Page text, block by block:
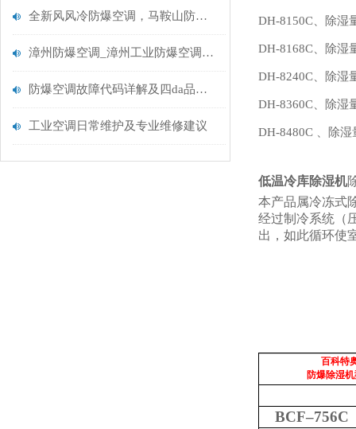
全新风风冷防爆空调，马鞍山防爆空调，百科特奥BLF-180
漳州防爆空调_漳州工业防爆空调厂家
防爆空调故障代码详解及四da品牌故障代码大全
工业空调日常维护及专业维修建议
DH-8150C、 除
DH-8168C、 除
DH-8240C、 除
DH-8360C、 除
DH-8480C 、除
低温冷库除湿机
本产品属冷冻式
经过制冷系统（
出，如此循环使
百科特
防爆除湿机
BCF–756C